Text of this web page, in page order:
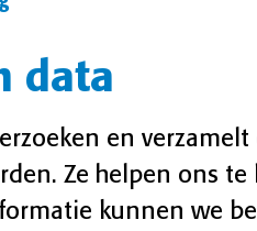
data
en
Ze helpen ons
kunnen we